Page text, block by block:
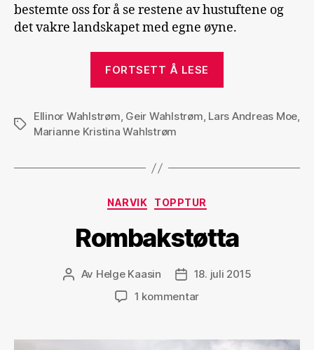
bestemte oss for å se restene av hustuftene og
det vakre landskapet med egne øyne.
FORTSETT Å LESE
Stikkord
Ellinor Wahlstrøm, Geir Wahlstrøm, Lars Andreas Moe,
Marianne Kristina Wahlstrøm
Kategorier
NARVIK TOPPTUR
Rombakstøtta
Innleggsforfatter
Av Helge Kaasin Publiseringsdato
18. juli 2015
1 kommentartil